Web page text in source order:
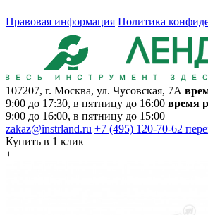
Правовая информация Политика
107207, г. Москва, ул. Чусовская, 7А
9:00 до 17:30, в пятницу до 16:00 время
9:00 до 16:00, в пятницу до 15:00
zakaz@instrland.ru +7 (495) 120-70-62
Купить в 1 клик
+